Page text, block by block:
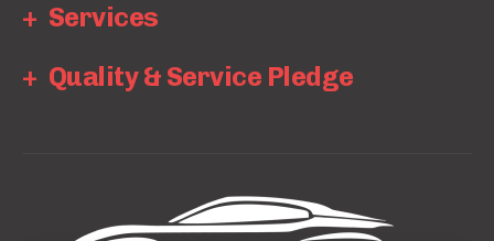
Services
Quality & Service Pledge